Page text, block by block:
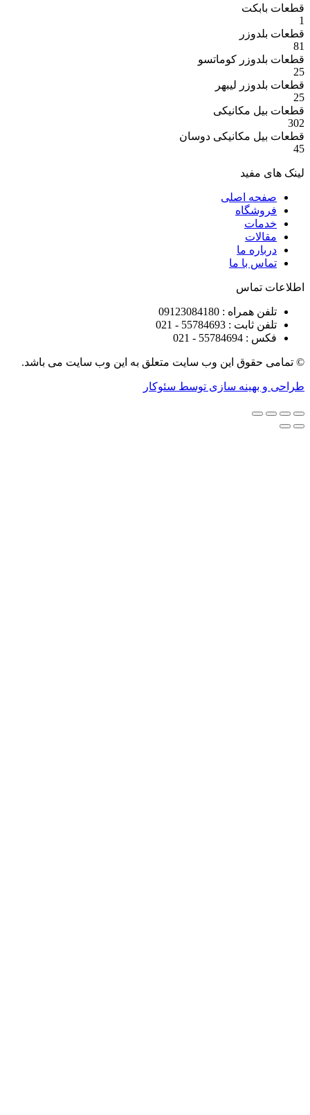
کوماتسو
لیبهر
مکانیکی
مکانیکی دوسان
اصلی
ما
با ما
: 09123084180
: 55784693 - 021
این وب سایت متعلق به این وب سایت می باشد.
سازی توسط سئوکار